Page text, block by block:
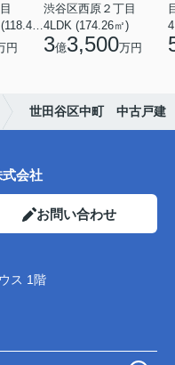
円
渋谷区西原２丁目
4LDK (174.26㎡)
3億3,500万円
世田谷区中町 中古戸建
式会社
お問い合わせ
ス 1階